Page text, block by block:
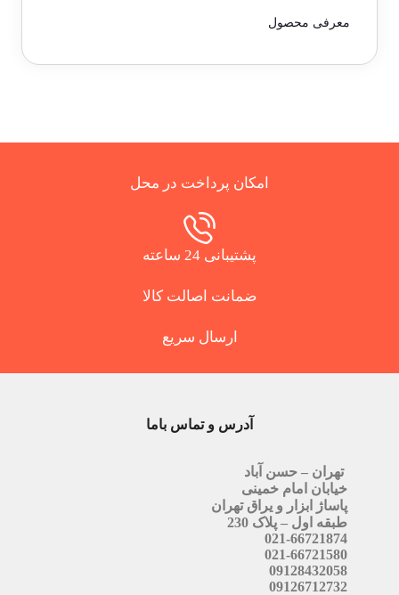
معرفی محصول
امکان پرداخت در محل
پشتیبانی 24 ساعته
ضمانت اصالت کالا
ارسال سریع
آدرس و تماس باما
تهران – حسن آباد
خیابان امام خمینی
پاساژ ابزار و یراق تهران
طبقه اول – پلاک 230
021-66721874
021-66721580
09128432058
09126712732